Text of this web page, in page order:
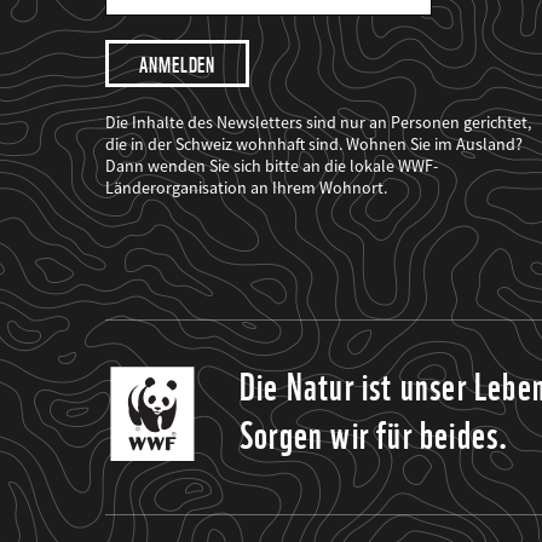
Mail
Adresse
Ich
möchte,
dass
der
WWF
mich
über
seine
Projekte
informiert.
Die Inhalte des Newsletters sind nur an Personen gerichtet,
die in der Schweiz wohnhaft sind. Wohnen Sie im Ausland?
Dann wenden Sie sich bitte an die lokale WWF-
Länderorganisation an Ihrem Wohnort.
Die Natur ist unser
Sorgen wir für beides.